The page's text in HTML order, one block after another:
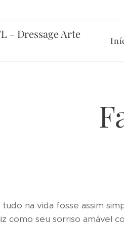
- Dressage Arte
tudo na vida fosse assim
como seu sorriso amável